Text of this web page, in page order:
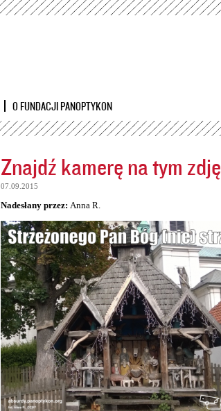
Przejdź
O FUNDACJI PANOPTYKON
Znajdź kamerę na tym
07.09.2015
Nadesłany przez: Anna R.